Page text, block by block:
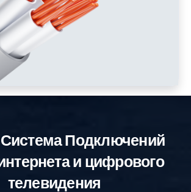
Подключений
и цифрового
телевидения